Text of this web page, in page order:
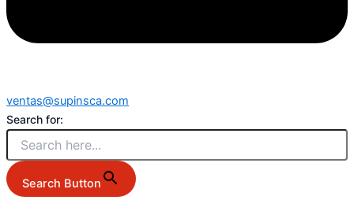
ventas@supinsca.com
Search for:
Search Button